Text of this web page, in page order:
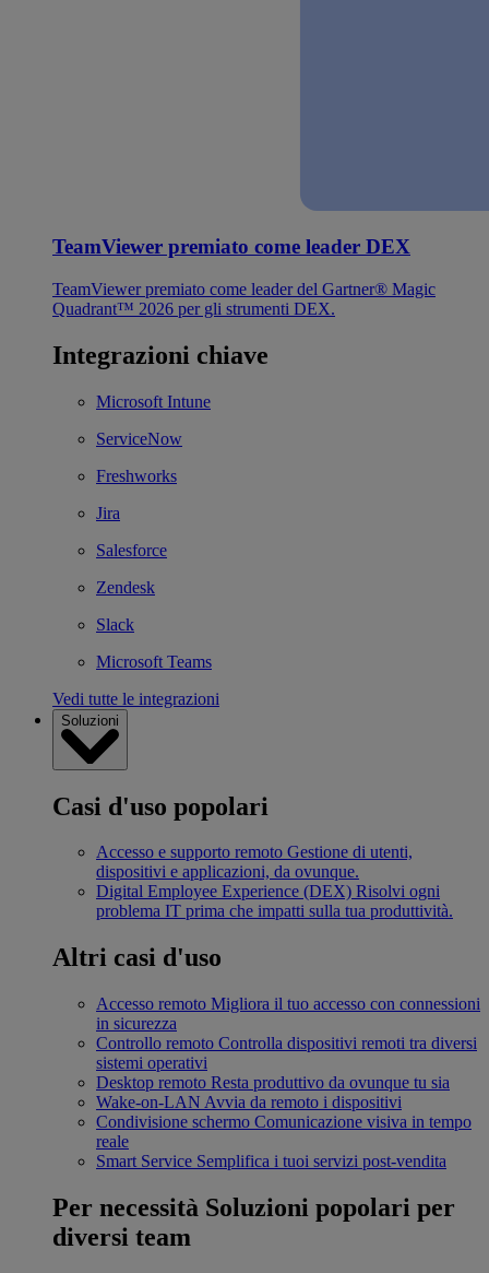
TeamViewer premiato come leader DEX
TeamViewer premiato come leader del Gartner® Magic
Quadrant™ 2026 per gli strumenti DEX.
Integrazioni chiave
Microsoft Intune
ServiceNow
Freshworks
Jira
Salesforce
Zendesk
Slack
Microsoft Teams
Vedi tutte le integrazioni
Soluzioni
Casi d'uso popolari
Accesso e supporto remoto Gestione di utenti,
dispositivi e applicazioni, da ovunque.
Digital Employee Experience (DEX) Risolvi ogni
problema IT prima che impatti sulla tua produttività.
Altri casi d'uso
Accesso remoto Migliora il tuo accesso con connessioni
in sicurezza
Controllo remoto Controlla dispositivi remoti tra diversi
sistemi operativi
Desktop remoto Resta produttivo da ovunque tu sia
Wake-on-LAN Avvia da remoto i dispositivi
Condivisione schermo Comunicazione visiva in tempo
reale
Smart Service Semplifica i tuoi servizi post-vendita
Per necessità Soluzioni popolari per
diversi team